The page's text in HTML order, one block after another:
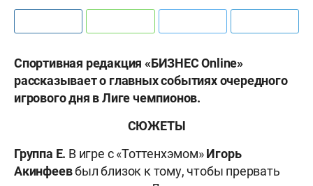
Спортивная редакция «БИЗНЕС Online»
рассказывает о главных событиях очередного
игрового дня в Лиге чемпионов.
СЮЖЕТЫ
Группа Е. В игре с «Тоттенхэмом»Игорь
Акинфеевбыл близок к тому, чтобы прервать